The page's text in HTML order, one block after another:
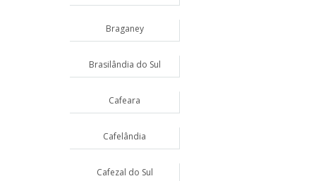
Braganey
Brasilândia do Sul
Cafeara
Cafelândia
Cafezal do Sul